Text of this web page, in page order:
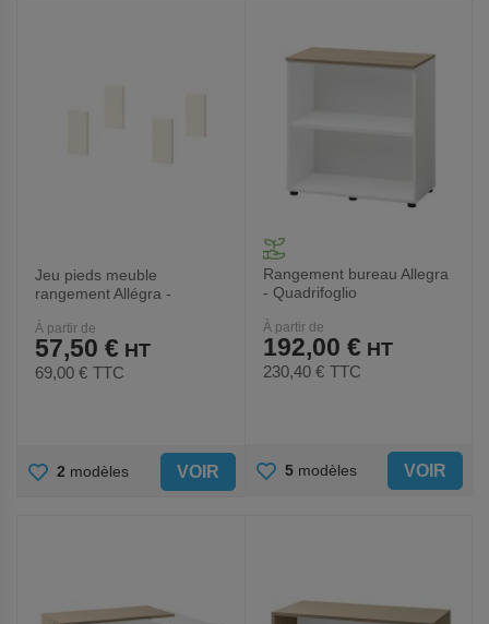
Jeu pieds meuble
rangement Allégra -
À partir de
57,50 €
69,00 € TTC
AJOUTER
2 modèles VOIR
Rangement bureau Allegra
- Quadrifoglio
À partir de
192,00 €
230,40 € TTC
AJOUTER
5 modèles VOIR